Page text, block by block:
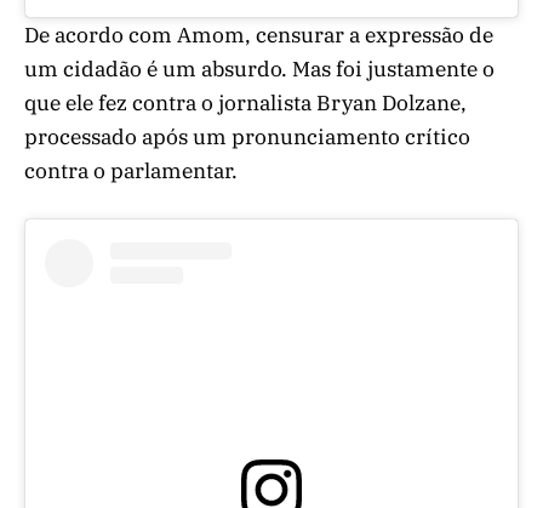
De acordo com Amom, censurar a expressão de
um cidadão é um absurdo. Mas foi justamente o
que ele fez contra o jornalista Bryan Dolzane,
processado após um pronunciamento crítico
contra o parlamentar.